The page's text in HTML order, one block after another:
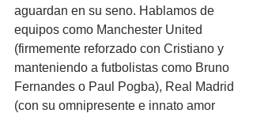
aguardan en su seno. Hablamos de
equipos como Manchester United
(firmemente reforzado con Cristiano y
manteniendo a futbolistas como Bruno
Fernandes o Paul Pogba), Real Madrid
(con su omnipresente e innato amor